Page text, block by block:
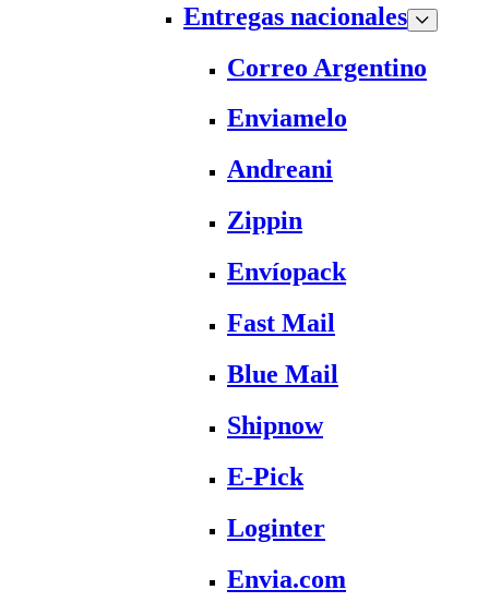
Entregas nacionales
Correo Argentino
Enviamelo
Andreani
Zippin
Envíopack
Fast Mail
Blue Mail
Shipnow
E-Pick
Loginter
Envia.com